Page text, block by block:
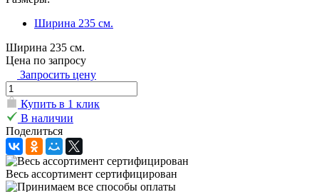
Ширина 235 см.
Ширина 235 см.
Цена по запросу
Запросить цену
Купить в 1 клик
В наличии
Поделиться
Весь ассортимент сертифицирован